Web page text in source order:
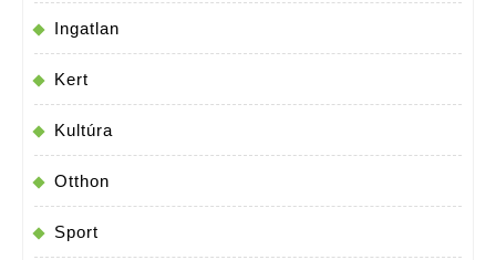
Ingatlan
Kert
Kultúra
Otthon
Sport